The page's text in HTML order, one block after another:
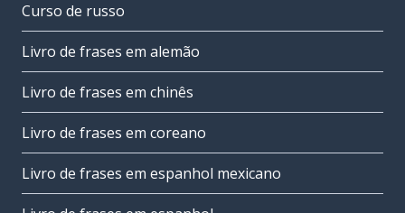
Curso de russo
Livro de frases em alemão
Livro de frases em chinês
Livro de frases em coreano
Livro de frases em espanhol mexicano